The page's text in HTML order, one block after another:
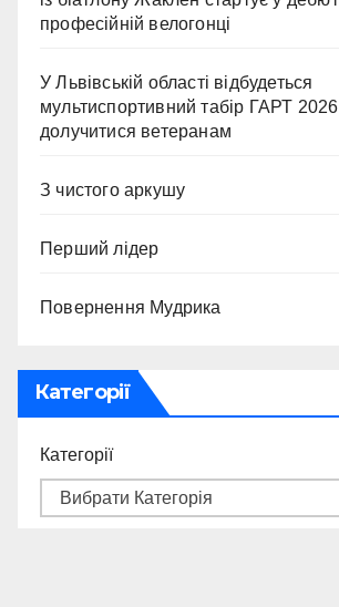
професійній велогонці
У Львівській області відбудеться
мультиспортивний табір ГАРТ
долучитися ветеранам
З чистого аркушу
Перший лідер
Повернення Мудрика
Категорії
Категорії